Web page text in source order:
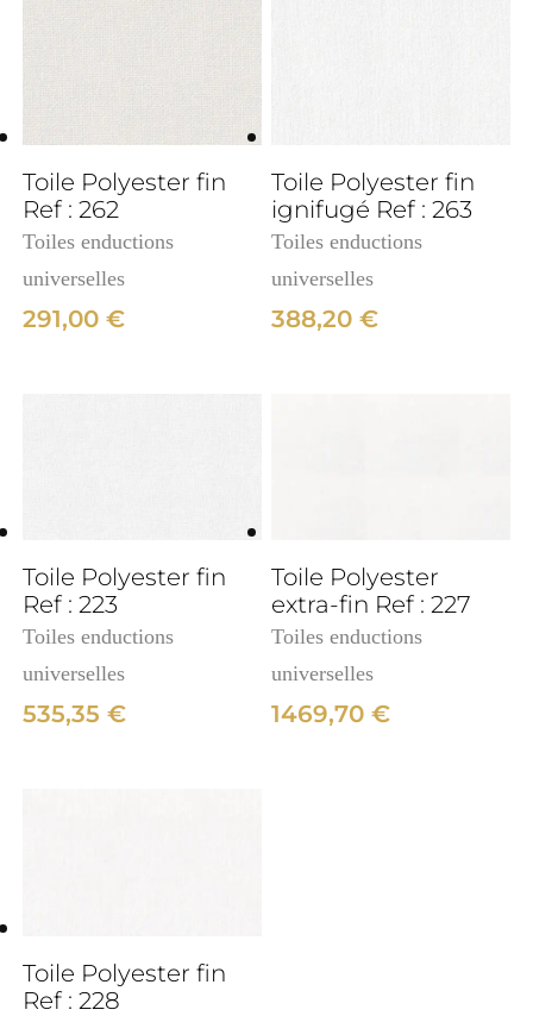
Toile Polyester fin
Ref : 262
Toiles enductions
universelles
291,00€
Toile Polyester fin
ignifugé Ref : 263
Toiles enductions
universelles
388,20€
Toile Polyester fin
Ref : 223
Toiles enductions
universelles
535,35€
Toile Polyester
extra-fin Ref : 227
Toiles enductions
universelles
1469,70€
Toile Polyester fin
Ref : 228